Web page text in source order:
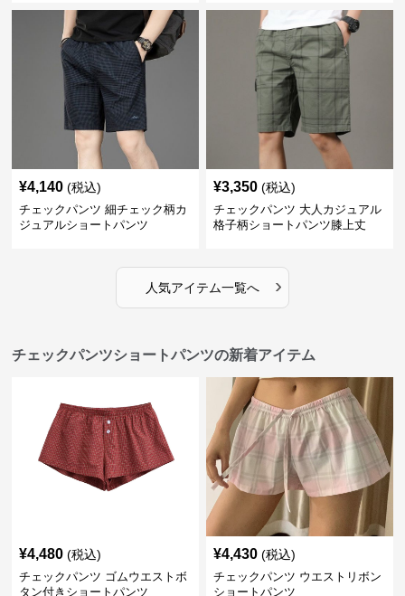
¥4,140 (税込)
チェックパンツ 細チェック柄カ
ジュアルショートパンツ
¥3,350 (税込)
チェックパンツ 大人カジュアル
格子柄ショートパンツ膝上丈
人気アイテム一覧へ ›
チェックパンツショートパンツの新着アイテム
¥4,480 (税込)
チェックパンツ ゴムウエストボ
タン付きショートパンツ
¥4,430 (税込)
チェックパンツ ウエストリボン
ショートパンツ